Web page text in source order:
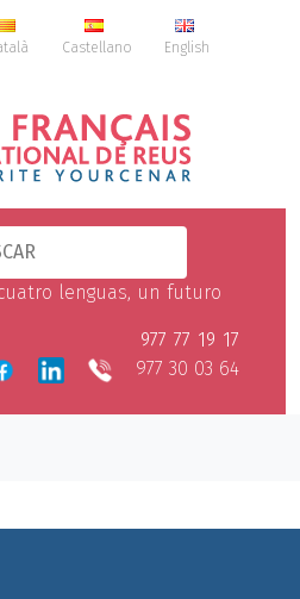
Castellano English
lenguas, un futuro
977 77 19 17
977 30 03 64